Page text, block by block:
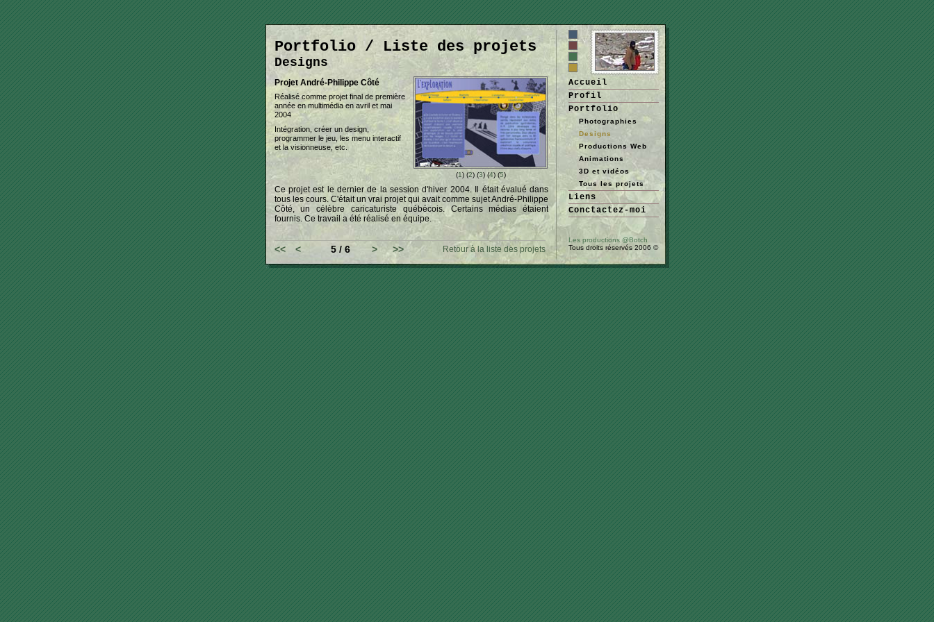
Portfolio / Liste des projets
Designs
Projet André-Philippe Côté
Réalisé comme projet final de première
année en multimédia en avril et mai
2004
Intégration, créer un design,
programmer le jeu, les menu interactif
et la visionneuse, etc.
(1) (2) (3) (4) (5)
Ce projet est le dernier de la session d'hiver 2004. Il était évalué dans
tous les cours. C'était un vrai projet qui avait comme sujet André-Philippe
Côté, un célèbre caricaturiste québécois. Certains médias étaient
fournis. Ce travail a été réalisé en équipe.
<< < 5 / 6 > >> Retour à la liste des projets
Accueil
Profil
Portfolio
Photographies
Designs
Productions Web
Animations
3D et vidéos
Tous les projets
Liens
Conctactez-moi
Les productions @Botch
Tous droits réservés 2006 ©